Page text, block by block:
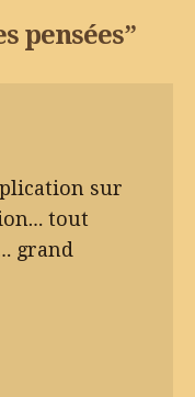
pensées”
sur
tout
grand